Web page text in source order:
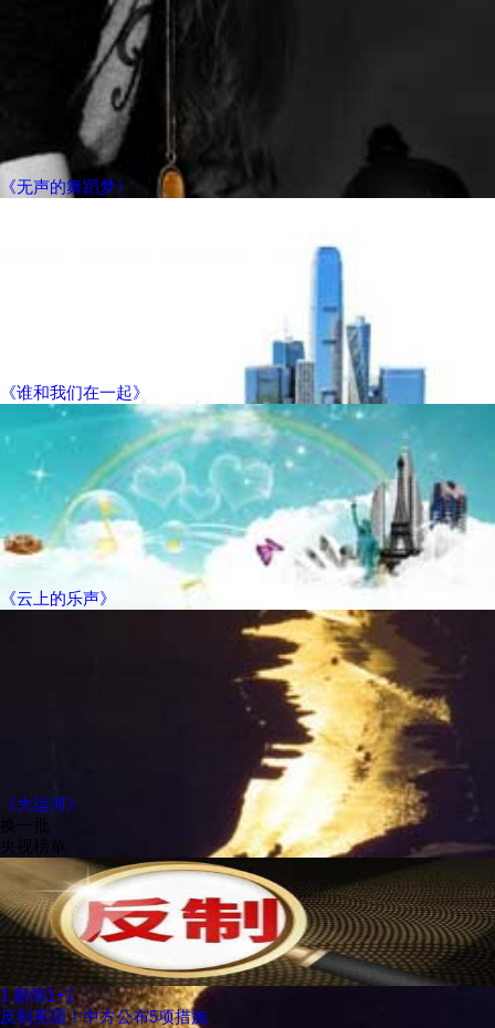
《无声的舞蹈梦》
《谁和我们在一起》
《云上的乐声》
《大运河》
换一批
央视榜单
1 新闻1+1
反制美国！中方公布5项措施